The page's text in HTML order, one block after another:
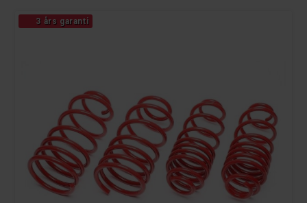
3 års garanti